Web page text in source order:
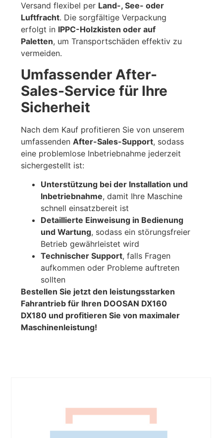
Versand flexibel per Land-, See- oder
Luftfracht. Die sorgfältige Verpackung
erfolgt in IPPC-Holzkisten oder auf
Paletten, um Transportschäden effektiv zu
vermeiden.
Umfassender After-
Sales-Service für Ihre
Sicherheit
Nach dem Kauf profitieren Sie von unserem
umfassendenAfter-Sales-Support, sodass
eine problemlose Inbetriebnahme jederzeit
sichergestellt ist:
Unterstützung bei der Installation und
Inbetriebnahme, damit Ihre Maschine
schnell einsatzbereit ist
Detaillierte Einweisung in Bedienung
und Wartung, sodass ein störungsfreier
Betrieb gewährleistet wird
Technischer Support, falls Fragen
aufkommen oder Probleme auftreten
sollten
Bestellen Sie jetzt den leistungsstarken
Fahrantrieb für Ihren DOOSAN DX160
DX180 und profitieren Sie von maximaler
Maschinenleistung!